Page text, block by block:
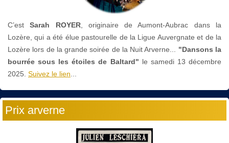
C’estSarah ROYER, originaire de Aumont-Aubrac dans la
Lozère, qui a été élue pastourelle de la Ligue Auvergnate et de la
Lozère lors de la grande soirée de la Nuit Arverne... "Dansons la
bourrée sous les étoiles de Baltard" le samedi 13 décembre
2025. Suivez le lien...
Prix arverne